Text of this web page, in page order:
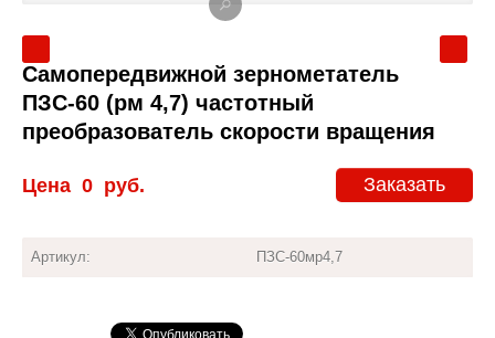
Новости и акции
Самопередвижной зернометатель
ПЗС-60 (рм 4,7) частотный
преобразователь скорости вращения
Заказать
Цена 0 руб.
Артикул: ПЗС-60мр4,7